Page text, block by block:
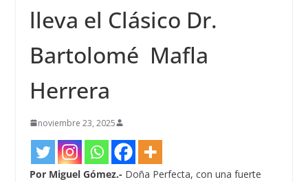
lleva el Clásico Dr.
Bartolomé Mafla
Herrera
noviembre 23, 2025
Por Miguel Gómez.- Doña Perfecta, con una fuerte